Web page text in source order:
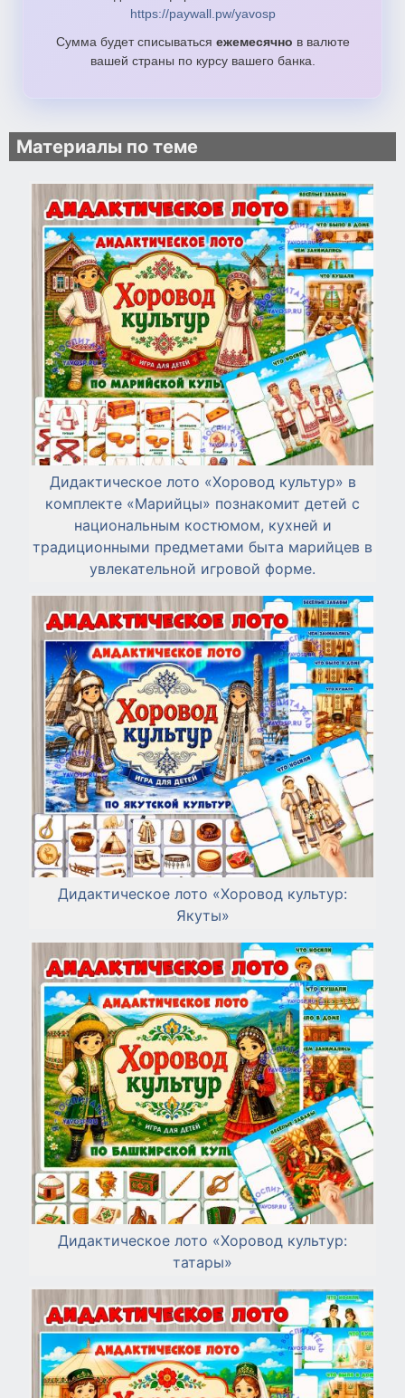
https://paywall.pw/yavosp
Сумма будет списываться ежемесячно в валюте
вашей страны по курсу вашего банка.
Материалы по теме
Дидактическое лото «Хоровод культур» в
комплекте «Марийцы» познакомит детей с
национальным костюмом, кухней и
традиционными предметами быта марийцев в
увлекательной игровой форме.
Дидактическое лото «Хоровод культур:
Якуты»
Дидактическое лото «Хоровод культур:
татары»